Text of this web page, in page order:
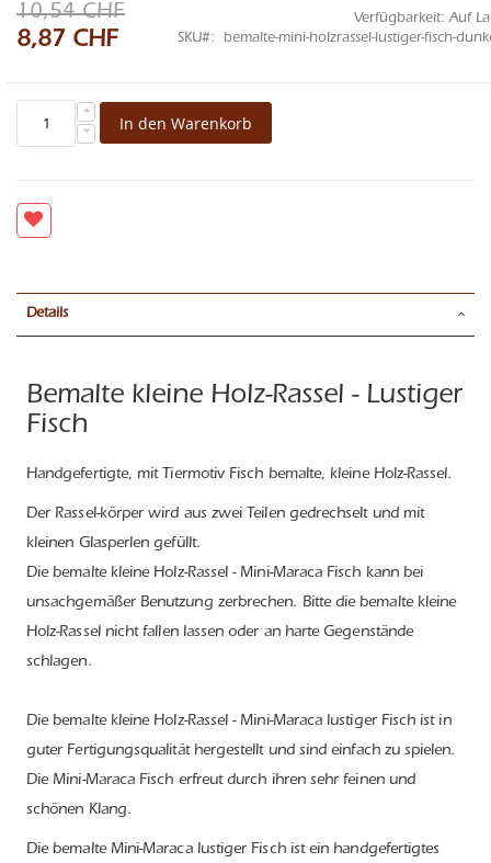
10,54 CHF
Sonderangebot
8,87 CHF
Verfügbarkeit: Auf
SKU
bemalte-mini-holzrassel-lustiger-fisch-
In den Warenkorb
Details
Bemalte kleine Holz-Rassel - Lustiger
Fisch
Handgefertigte, mit Tiermotiv Fisch bemalte, kleine Holz-Rassel.
Der Rassel-körper wird aus zwei Teilen gedrechselt und mit
kleinen Glasperlen gefüllt.
Die bemalte kleine Holz-Rassel - Mini-Maraca Fisch kann bei
unsachgemäßer Benutzung zerbrechen. Bitte die bemalte kleine
Holz-Rassel nicht fallen lassen oder an harte Gegenstände
schlagen.
Die bemalte kleine Holz-Rassel - Mini-Maraca lustiger Fisch ist in
guter Fertigungsqualität hergestellt und sind einfach zu spielen.
Die Mini-Maraca Fisch erfreut durch ihren sehr feinen und
schönen Klang.
Die bemalte Mini-Maraca lustiger Fisch ist ein handgefertigtes